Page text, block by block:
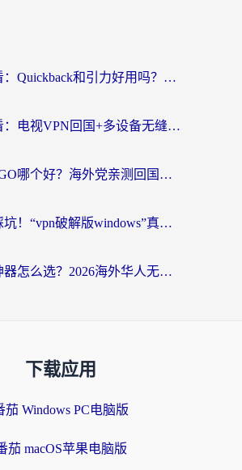
海外党必看：Quickback和引力好用吗？3分钟搞懂回国加速器怎么选
海外党必看：电视VPN回国+多设备无缝访问国内资源的实用指南
云极和GOGO哪个好？海外党亲测回国加速器选择指南（附iOS免费&Windows VPN实用技巧）
海外党别踩坑！“vpn破解版windows”真的能用？教你选对回国加速器无缝刷国内资源
北美看剧神器怎么选？2026海外华人无缝访问国内资源全攻略
下载应用
茄 Windows PC电脑版
茄 macOS苹果电脑版